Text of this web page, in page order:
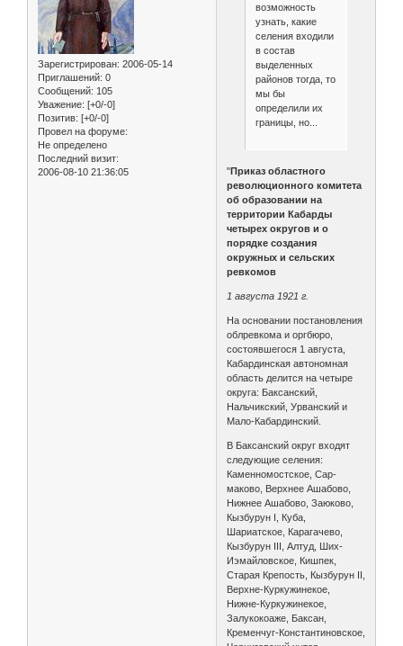
Зарегистрирован: 2006-05-14
Приглашений: 0
Сообщений: 105
Уважение: [+0/-0]
Позитив: [+0/-0]
Провел на форуме:
Не определено
Последний визит:
2006-08-10 21:36:05
возможность
узнать, какие
селения входили
в состав
выделенных
районов тогда, то
мы бы
определили их
границы, но...
"Приказ областного
революционного комитета
об образовании на
территории Кабарды
четырех округов и о
порядке создания
окружных и сельских
ревкомов
1 августа 1921 г.
На основании постановления
облревкома и оргбюро,
состоявшегося 1 августа,
Кабардинская автономная
область делится на четыре
округа: Баксанский,
Нальчикский, Урванский и
Мало-Кабардинский.
В Баксанский округ входят
следующие селения:
Каменномостское, Сар-
маково, Верхнее Ашабово,
Нижнее Ашабово, Заюково,
Кызбурун I, Куба,
Шариатское, Карагачево,
Кызбурун III, Алтуд, Ших-
Иэмайловское, Кишпек,
Старая Крепость, Кызбурун II,
Верхне-Куркужинекое,
Нижне-Куркужинекое,
Залукокоаже, Баксан,
Кременчуг-Константиновское,